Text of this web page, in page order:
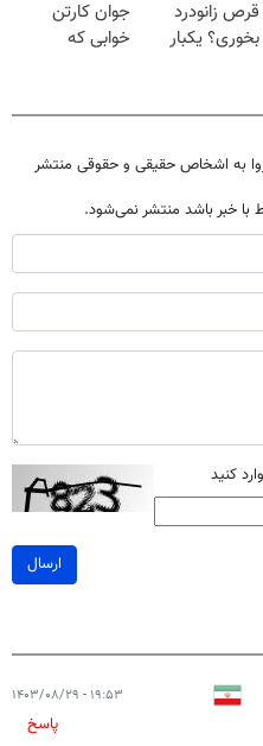
قرص زانودرد
بخوری؟ یکبار
جوان کارتن
خوابی که
به اشخاص حقیقی و حقوقی منتشر
با خبر باشد منتشر نمی‌شود.
کنید
ارسال
۱۹:۵۳ - ۱۴۰۳/۰۸/۲۹
پاسخ